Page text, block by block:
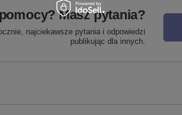
Masz pytania?
najciekawsze pytania i odpowiedzi
publikując dla innych.